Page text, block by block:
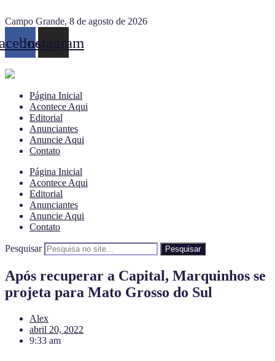
Campo Grande, 8 de agosto de 2026
Instagram
Página Inicial
Acontece Aqui
Editorial
Anunciantes
Anuncie Aqui
Contato
Página Inicial
Acontece Aqui
Editorial
Anunciantes
Anuncie Aqui
Contato
Pesquisar Pesquisar
Após recuperar a Capital, Marquinhos se
projeta para Mato Grosso do Sul
Alex
abril 20, 2022
9:33 am